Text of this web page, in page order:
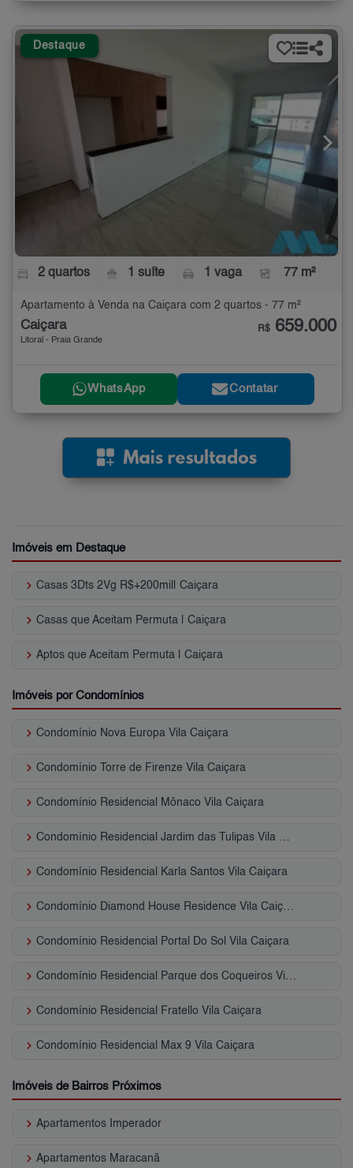
Destaque
2 quartos 1 suíte 1 vaga 77 m²
Apartamento à Venda na Caiçara com 2 quartos - 77 m²
Caiçara
Litoral - Praia Grande
R$ 659.000
WhatsApp Contatar
Imóveis em Destaque
keyboard_arrow_right Casas 3Dts 2Vg R$+200mil| Caiçara
keyboard_arrow_right Casas que Aceitam Permuta | Caiçara
keyboard_arrow_right Aptos que Aceitam Permuta | Caiçara
Imóveis por Condomínios
keyboard_arrow_right Condomínio Nova Europa Vila Caiçara
keyboard_arrow_right Condomínio Torre de Firenze Vila Caiçara
keyboard_arrow_right Condomínio Residencial Mônaco Vila Caiçara
keyboard_arrow_right Condomínio Residencial Jardim das Tulipas Vila Caiçara
keyboard_arrow_right Condomínio Residencial Karla Santos Vila Caiçara
keyboard_arrow_right Condomínio Diamond House Residence Vila Caiçara
keyboard_arrow_right Condomínio Residencial Portal Do Sol Vila Caiçara
keyboard_arrow_right Condomínio Residencial Parque dos Coqueiros Vila Caiçara
keyboard_arrow_right Condomínio Residencial Fratello Vila Caiçara
keyboard_arrow_right Condomínio Residencial Max 9 Vila Caiçara
Imóveis de Bairros Próximos
keyboard_arrow_right Apartamentos Imperador
keyboard_arrow_right Apartamentos Maracanã